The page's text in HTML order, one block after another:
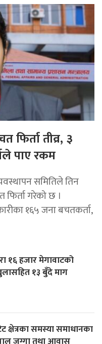
फिर्ता तीव्र, ३
पाए रकम
समितिले तिन
गरेको छ ।
१६५ जना बचतकर्ता,
१६ हजार मेगावाटको
१३ बुँदे माग
क्षेत्रका समस्या समाधानका
जग्गा तथा आवास